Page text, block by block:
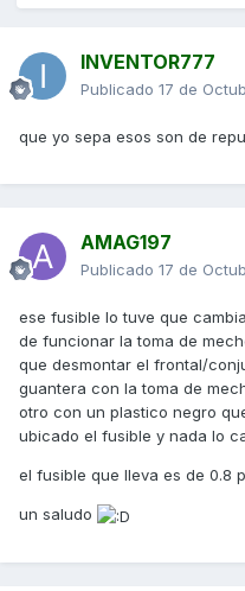
INVENTOR777
Publicado 17 de
que yo sepa esos son de
AMAG197
Publicado 17 de
ese fusible lo tuve que
de funcionar la toma de
que desmontar el frontal/
guantera con la toma de
otro con un plastico negro
ubicado el fusible y nada lo
el fusible que lleva es de 0.8
un saludo